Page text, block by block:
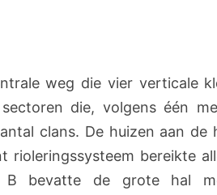
weg die vier verticale
die, volgens één
clans. De huizen aan
rioleringssysteem bereikte
B bevatte de grote hal